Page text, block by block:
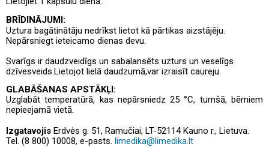
BRĪDINĀJUMI:
Uztura bagātinātāju nedrīkst lietot kā pārtikas aizstājēju.
Nepārsniegt ieteicamo dienas devu.
Svarīgs ir daudzveidīgs un sabalansēts uzturs un veselīgs
dzīvesveids. Lietojot lielā daudzumā,var izraisīt caureju.
GLABĀŠANAS APSTĀKĻI:
Uzglabāt temperatūrā, kas nepārsniedz 25 °C, tumšā, bērniem
nepieejamā vietā.
Izgatavojis Erdvės g. 51, Ramučiai, LT-52114 Kauno r., Lietuva.
Tel. (8 800) 10008, e-pasts. limedika@limedika.lt